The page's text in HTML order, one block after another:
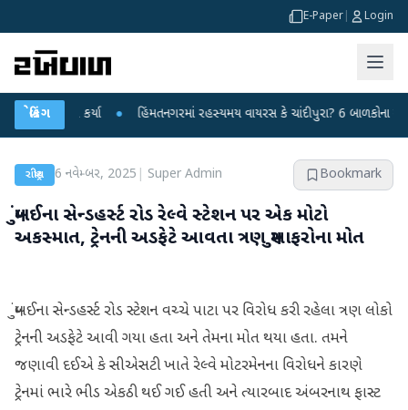
E-Paper Login
બ્રેકિંગ
કર્યા ● હિંમતનગરમાં રહસ્યમય વાયરસ કે ચાંદીપુરા? 6 બાળકોના મોતથી
રાષ્ટ્રીય 6 નવેમ્બર, 2025 Super Admin Bookmark
મુંબઈના સેન્ડહર્સ્ટ રોડ રેલ્વે સ્ટેશન પર એક મોટો
અકસ્માત, ટ્રેનની અડફેટે આવતા ત્રણ મુસાફરોના મોત
મુંબઈના સેન્ડહર્સ્ટ રોડ સ્ટેશન વચ્ચે પાટા પર વિરોધ કરી રહેલા ત્રણ લોકો
ટ્રેનની અડફેટે આવી ગયા હતા અને તેમના મોત થયા હતા. તમને
જણાવી દઈએ કે સીએસટી ખાતે રેલ્વે મોટરમેનના વિરોધને કારણે
ટ્રેનમાં ભારે ભીડ એકઠી થઈ ગઈ હતી અને ત્યારબાદ અંબરનાથ ફાસ્ટ